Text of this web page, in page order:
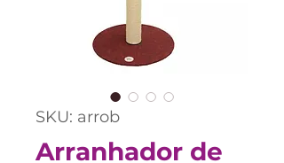
SKU: arrob
Arranhador de